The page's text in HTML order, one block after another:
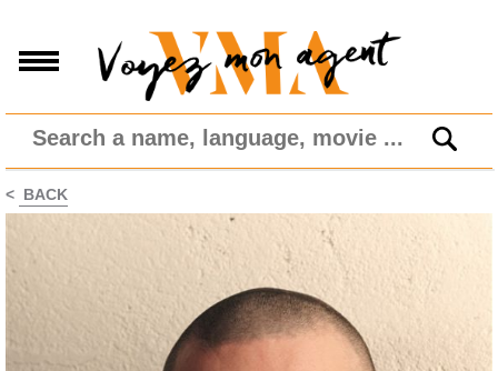
< BACK